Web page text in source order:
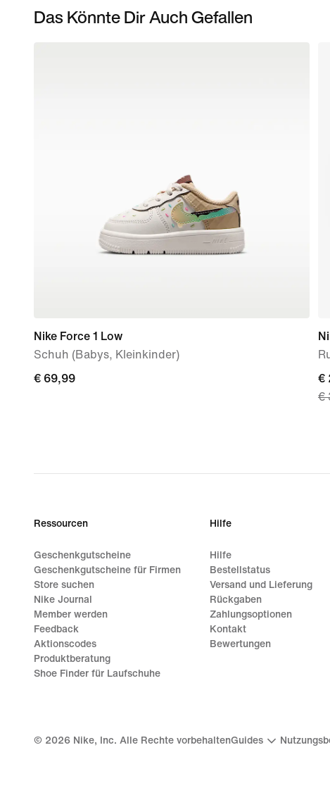
Das Könnte Dir Auch Gefallen
Nike Force 1 Low
Schuh (Babys, Kleinkinder)
€ 69,99
€ 69,99
€
€
€
Ressourcen
Geschenkgutscheine
Geschenkgutscheine für Firmen
Store suchen
Nike Journal
Member werden
Feedback
Aktionscodes
Produktberatung
Shoe Finder für Laufschuhe
Hilfe
Hilfe
Bestellstatus
Versand und Lieferung
Rückgaben
Zahlungsoptionen
Kontakt
Bewertungen
© 2026 Nike, Inc. Alle Rechte vorbehaltenGuides